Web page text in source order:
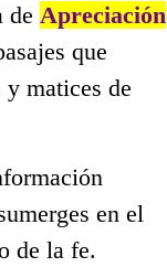
de Apreciación
que
matices de
en el
de la fe.